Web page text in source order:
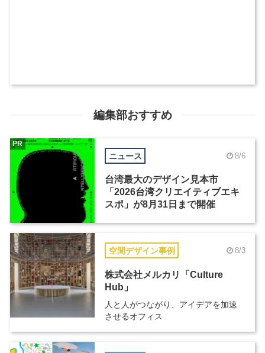
編集部おすすめ
ニュース 8/6
台湾最大のデザイン見本市
「2026台湾クリエイティブエキ
スポ」が8月31日まで開催
PR
空間デザイン事例 8/3
株式会社メルカリ「Culture
Hub」
人と人がつながり、アイデアを加速
させるオフィス